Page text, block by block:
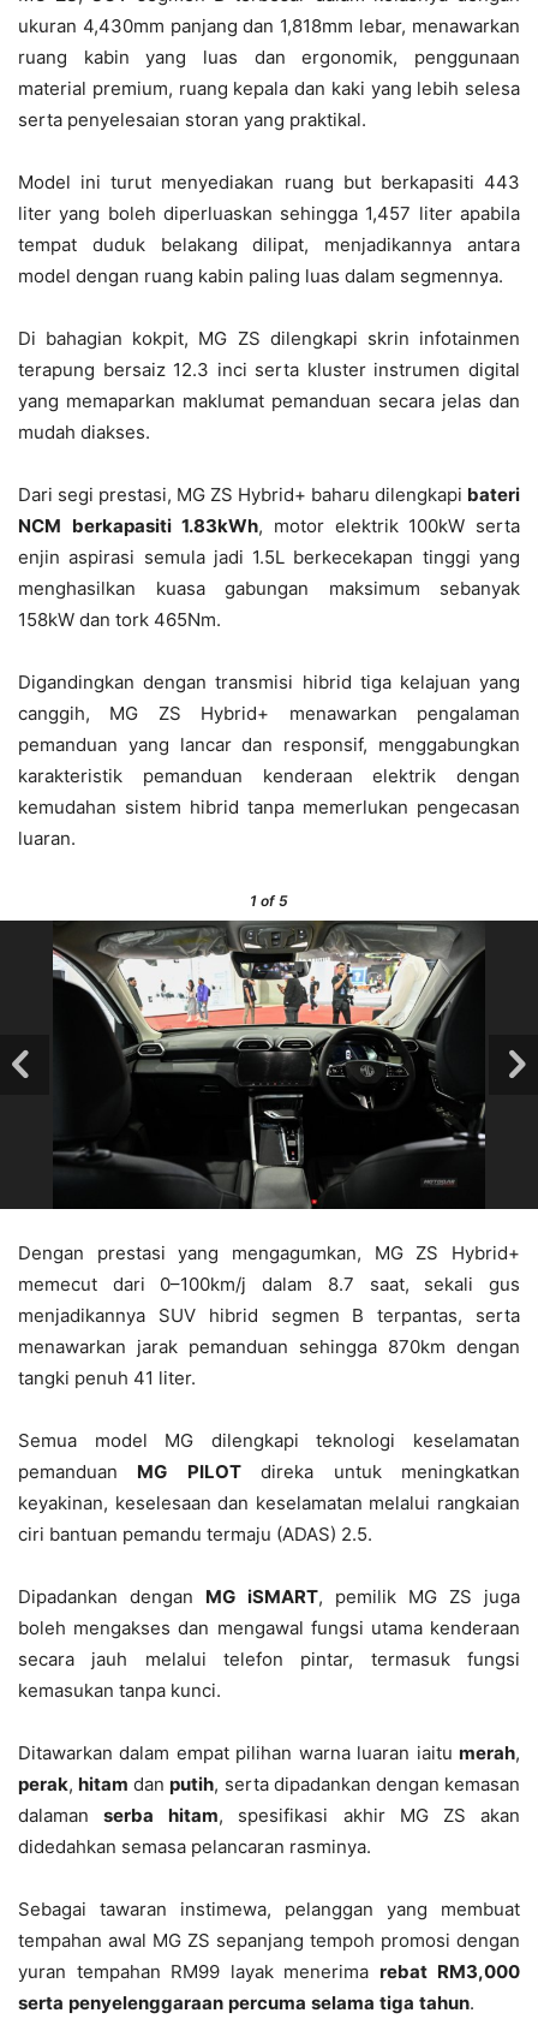
ukuran 4,430mm panjang dan 1,818mm lebar, menawarkan
ruang kabin yang luas dan ergonomik, penggunaan
material premium, ruang kepala dan kaki yang lebih selesa
serta penyelesaian storan yang praktikal.
Model ini turut menyediakan ruang but berkapasiti 443
liter yang boleh diperluaskan sehingga 1,457 liter apabila
tempat duduk belakang dilipat, menjadikannya antara
model dengan ruang kabin paling luas dalam segmennya.
Di bahagian kokpit, MG ZS dilengkapi skrin infotainmen
terapung bersaiz 12.3 inci serta kluster instrumen digital
yang memaparkan maklumat pemanduan secara jelas dan
mudah diakses.
Dari segi prestasi, MG ZS Hybrid+ baharu dilengkapi bateri
NCM berkapasiti 1.83kWh, motor elektrik 100kW serta
enjin aspirasi semula jadi 1.5L berkecekapan tinggi yang
menghasilkan kuasa gabungan maksimum sebanyak
158kW dan tork 465Nm.
Digandingkan dengan transmisi hibrid tiga kelajuan yang
canggih, MG ZS Hybrid+ menawarkan pengalaman
pemanduan yang lancar dan responsif, menggabungkan
karakteristik pemanduan kenderaan elektrik dengan
kemudahan sistem hibrid tanpa memerlukan pengecasan
luaran.
1 of 5
Dengan prestasi yang mengagumkan, MG ZS Hybrid+
memecut dari 0–100km/j dalam 8.7 saat, sekali gus
menjadikannya SUV hibrid segmen B terpantas, serta
menawarkan jarak pemanduan sehingga 870km dengan
tangki penuh 41 liter.
Semua model MG dilengkapi teknologi keselamatan
pemanduan MG PILOTdireka untuk meningkatkan
keyakinan, keselesaan dan keselamatan melalui rangkaian
ciri bantuan pemandu termaju (ADAS) 2.5.
Dipadankan dengan MG iSMART, pemilik MG ZS juga
boleh mengakses dan mengawal fungsi utama kenderaan
secara jauh melalui telefon pintar, termasuk fungsi
kemasukan tanpa kunci.
Ditawarkan dalam empat pilihan warna luaran iaitu merah,
perak,hitam danputih, serta dipadankan dengan kemasan
dalamanserba hitam, spesifikasi akhir MG ZS akan
didedahkan semasa pelancaran rasminya.
Sebagai tawaran instimewa, pelanggan yang membuat
tempahan awal MG ZS sepanjang tempoh promosi dengan
yuran tempahan RM99 layak menerima rebat RM3,000
serta penyelenggaraan percuma selama tiga tahun.